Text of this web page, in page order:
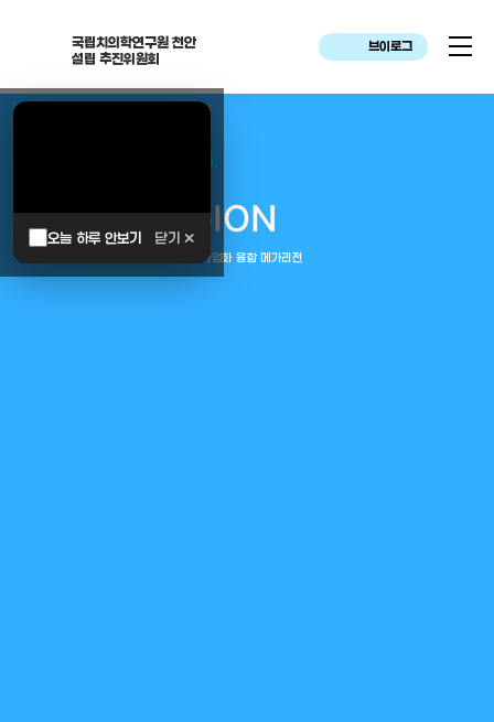
국립치의학연구원 천안
설립 추진위원회
브이로그
오늘 하루 안보기 닫기 ✕
대한민국은 두번이나 약속하였습니다.
MEGAREGION
중부권 전체를 잇는 연구–임상–평가–사업화 융합 메가리전